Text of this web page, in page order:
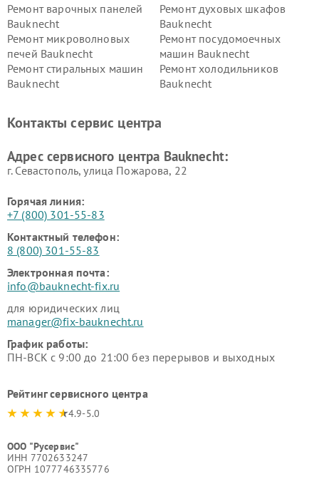
Ремонт варочных панелей
Bauknecht
Ремонт духовых шкафов
Bauknecht
Ремонт микроволновых
печей Bauknecht
Ремонт посудомоечных
машин Bauknecht
Ремонт стиральных машин
Bauknecht
Ремонт холодильников
Bauknecht
Контакты сервис центра
Адрес сервисного центра Bauknecht:
г. Севастополь, улица Пожарова, 22
Горячая линия:
+7 (800) 301-55-83
Контактный телефон:
8 (800) 301-55-83
Электронная почта:
info@bauknecht-fix.ru
для юридических лиц
manager@fix-bauknecht.ru
График работы:
ПН-ВСК с 9:00 до 21:00 без перерывов и выходных
Рейтинг сервисного центра
4.9-5.0
ООО "Русервис"
ИНН 7702633247
ОГРН 1077746335776